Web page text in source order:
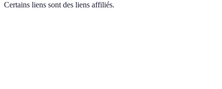
Certains liens sont des liens affiliés.